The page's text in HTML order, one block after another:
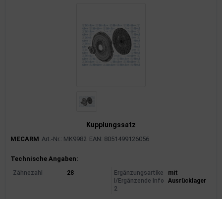
Kupplungssatz
MECARM Art.-Nr.: MK9982 EAN: 8051499126056
Produktinformationen
Technische Angaben:
Zähnezahl 28
Ergänzungsartike
l/Ergänzende Info
2
mit
Ausrücklager